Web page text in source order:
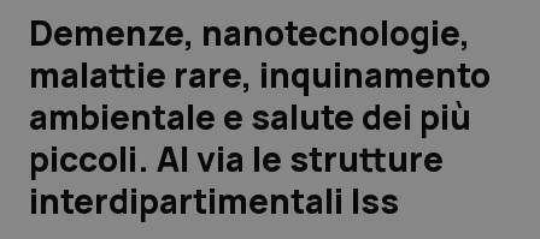
Scienza e Farmaci
Studi e Analisi
Lettere al direttore
Demenze, nanotecnologie,
malattie rare, inquinamento
ambientale e salute dei più
piccoli. Al via le strutture
interdipartimentali Iss